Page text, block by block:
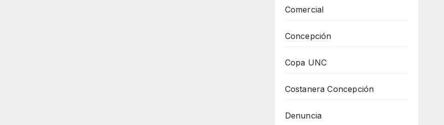
Comercial
Concepción
Copa UNC
Costanera Concepción
Denuncia